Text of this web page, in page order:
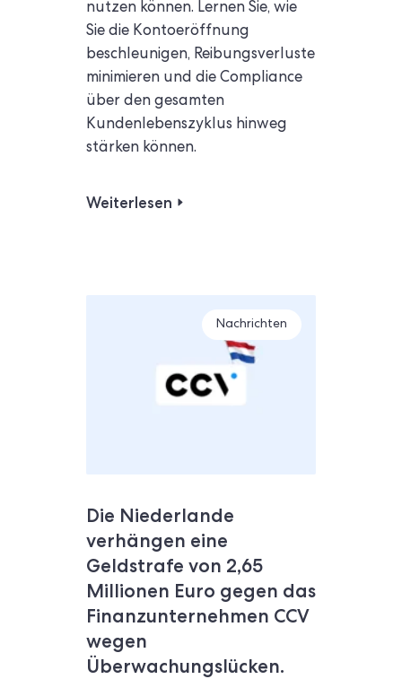
nutzen können. Lernen Sie, wie
Sie die Kontoeröffnung
beschleunigen, Reibungsverluste
minimieren und die Compliance
über den gesamten
Kundenlebenszyklus hinweg
stärken können.
Weiterlesen
Nachrichten
Die Niederlande
verhängen eine
Geldstrafe von 2,65
Millionen Euro gegen das
Finanzunternehmen CCV
wegen
Überwachungslücken.